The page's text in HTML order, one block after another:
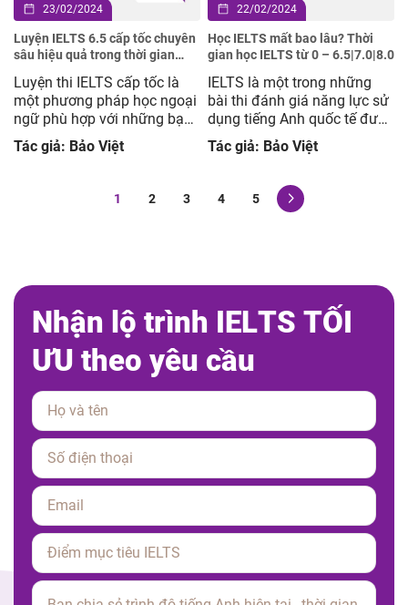
23/02/2024
Luyện IELTS 6.5 cấp tốc chuyên
sâu hiệu quả trong thời gian
Luyện thi IELTS cấp tốc là
một phương pháp học ngoại
ngữ phù hợp với những bạn
cần chứng chỉ gấp để làm
hồ sơ du học, xin việc hoặc
band điểm trong thời gian
Tác giả: Bảo Việt
22/02/2024
Học IELTS mất bao lâu? Thời
gian học IELTS từ 0 – 6.5|7.0|8.0
IELTS là một trong những
bài thi đánh giá năng lực sử
dụng tiếng Anh quốc tế được
sử dụng rộng rãi cho mục
đích du học, làm việc hay
dụng Anh ngữ. Vì vậy, có rất
nhiều người mong muốn
Tác giả: Bảo Việt
1 2 3 4 5
Nhận lộ trình IELTS TỐI
ƯU theo yêu cầu
Please leave this field empty.